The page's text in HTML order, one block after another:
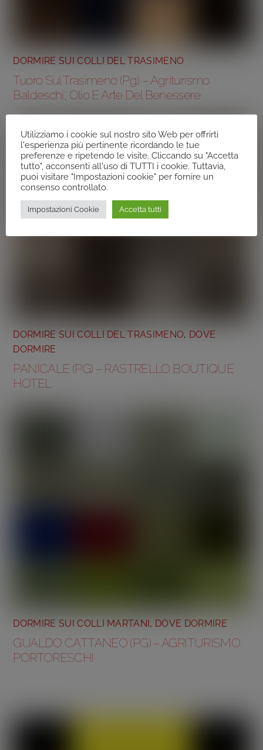
DORMIRE SUI COLLI DEL TRASIMENO
Tuoro Sul Trasimeno (Pg) – Agriturismo
Baldeschi, Olio E Arte Del Benessere
DORMIRE SUI COLLI DEL TRASIMENO, DOVE
DORMIRE
PANICALE (PG) – RASTRELLO BOUTIQUE
HOTEL
DORMIRE SUI COLLI MARTANI, DOVE DORMIRE
GUALDO CATTANEO (PG) – AGRITURISMO
PORTORESCHI
Utilizziamo i cookie sul nostro sito Web per offrirti
l'esperienza più pertinente ricordando le tue
preferenze e ripetendo le visite. Cliccando su "Accetta
tutto", acconsenti all'uso di TUTTI i cookie. Tuttavia,
puoi visitare "Impostazioni cookie" per fornire un
consenso controllato.
Impostazioni Cookie Accetta tutti